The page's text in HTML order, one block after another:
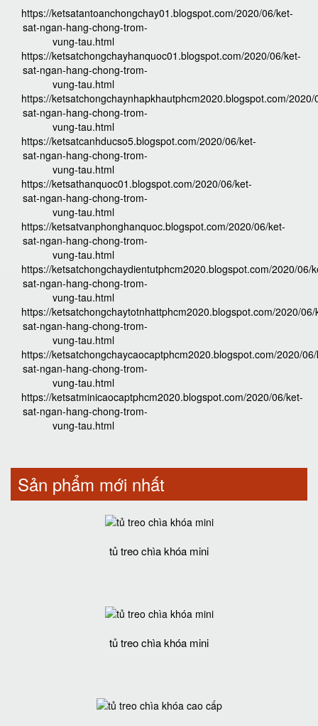
https://ketsatantoanchongchay01.blogspot.com/2020/06/ket-
sat-ngan-hang-chong-trom-
vung-tau.html
https://ketsatchongchayhanquoc01.blogspot.com/2020/06/ket-
sat-ngan-hang-chong-trom-
vung-tau.html
https://ketsatchongchaynhapkhautphcm2020.blogspot.com/2020/
sat-ngan-hang-chong-trom-
vung-tau.html
https://ketsatcanhducso5.blogspot.com/2020/06/ket-
sat-ngan-hang-chong-trom-
vung-tau.html
https://ketsathanquoc01.blogspot.com/2020/06/ket-
sat-ngan-hang-chong-trom-
vung-tau.html
https://ketsatvanphonghanquoc.blogspot.com/2020/06/ket-
sat-ngan-hang-chong-trom-
vung-tau.html
https://ketsatchongchaydientutphcm2020.blogspot.com/2020/06/
sat-ngan-hang-chong-trom-
vung-tau.html
https://ketsatchongchaytotnhattphcm2020.blogspot.com/2020/06/
sat-ngan-hang-chong-trom-
vung-tau.html
https://ketsatchongchaycaocaptphcm2020.blogspot.com/2020/
sat-ngan-hang-chong-trom-
vung-tau.html
https://ketsatminicaocaptphcm2020.blogspot.com/2020/06/ket-
sat-ngan-hang-chong-trom-
vung-tau.html
Sản phẩm mới nhất
tủ treo chìa khóa mini
tủ treo chìa khóa mini